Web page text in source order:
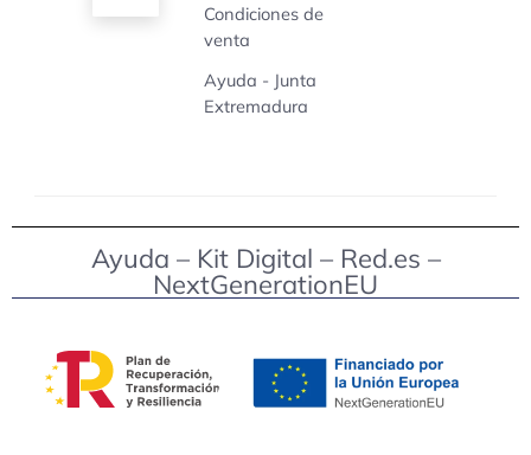
Condiciones de
venta
Ayuda - Junta
Extremadura
Ayuda – Kit Digital – Red.es –
NextGenerationEU